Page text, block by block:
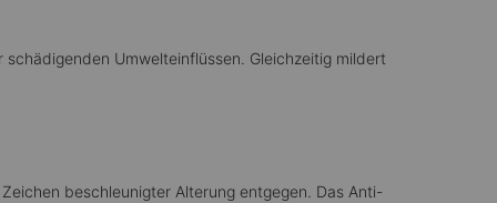
Umwelteinflüssen. Gleichzeitig mildert
beschleunigter Alterung entgegen. Das Anti-